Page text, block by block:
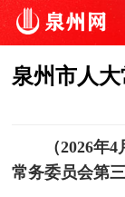
泉州市人
（2026年
常务委员会第